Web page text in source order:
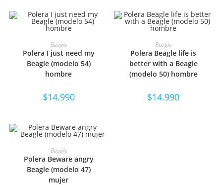
SELECCIONAR OPCIONES
Beagle
Polera I just need my
Beagle (modelo 54)
hombre
$14.990
SELECCIONAR OPCIONES
Beagle
Polera Beagle life is
better with a Beagle
(modelo 50) hombre
$14.990
SELECCIONAR OPCIONES
Beagle
Polera Beware angry
Beagle (modelo 47)
mujer